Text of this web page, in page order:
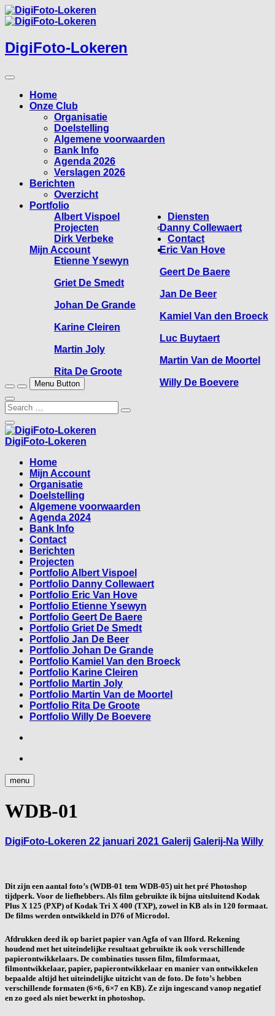
Skip
to
DigiFoto-Lokeren
Home
Onze Club
Organisatie
Doelstelling
Algemene voorwaarden
Bank Info
Agenda 2026
Verslagen 2026
Berichten
Overzicht
Portfolio
Albert Vispoel
Danny Collewaert
Dirk Verbeke
Eric Van Hove
Etienne Ysewyn
Geert De Baere
Griet De Smedt
Jan De Beer
Johan De Grande
Kamiel Van den Broeck
Karine Cleiren
Luc Buytaert
Martin Joly
Martin Van de Moortel
Rita De Groote
Willy De Boevere
Diensten
Projecten
Contact
Mijn Account
Menu Button
Search
…
Close
Side
Menu
DigiFoto-Lokeren
Home
Mijn Account
Organisatie
Doelstelling
Algemene voorwaarden
Agenda 2024
Bank Info
Contact
Berichten
Projecten
Portfolio Albert Vispoel
Portfolio Danny Collewaert
Portfolio Eric Van Hove
Portfolio Etienne Ysewyn
Portfolio Geert De Baere
Portfolio Griet De Smedt
Portfolio Jan De Beer
Portfolio Johan De Grande
Portfolio Kamiel Van den Broeck
Portfolio Karine Cleiren
Portfolio Martin Joly
Portfolio Martin Van de Moortel
Portfolio Rita De Groote
Portfolio Willy De Boevere
menu
WDB-01
DigiFoto-Lokeren 22 januari 2021 Galerij Galerij-Na Willy
Dit zijn een aantal foto’s (WDB-01 tem WDB-05) uit het pré Photoshop
tijdperk. Voor de liefhebbers. Als film gebruikte ik bijna uitsluitend Kodak
Plus X 125 (PXP) of Kodak Tri X 400 (TXP), zowel in KB als in 120 formaat.
De films werden ontwikkeld in D76 of Microdol.
Afdrukken deed ik op bariet papier van Agfa of van Ilford. Rekening
houdend met het uiteindelijke resultaat gebruikte ik ook verschillende
papierontwikkelaars. De combinaties tussen film, filmformaat,
filmontwikkelaar, papier, papierontwikkelaar en manier van ontwikkelen
bepaalde altijd het uiteindelijke uitzicht van de foto. De foto’s hebben
verschillende formaten (6×6, 6×7 en KB). Ze zijn ingescand vanop negatief
en zo goed als niet bewerkt in photoshop.